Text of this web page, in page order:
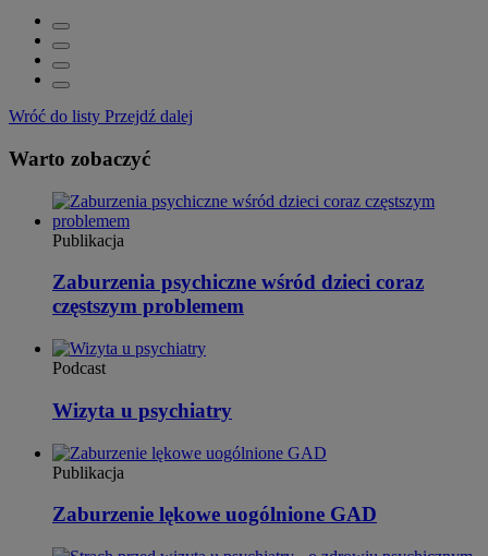
Wróć do listy Przejdź dalej
Warto zobaczyć
Publikacja
Zaburzenia psychiczne wśród dzieci coraz
częstszym problemem
Podcast
Wizyta u psychiatry
Publikacja
Zaburzenie lękowe uogólnione GAD